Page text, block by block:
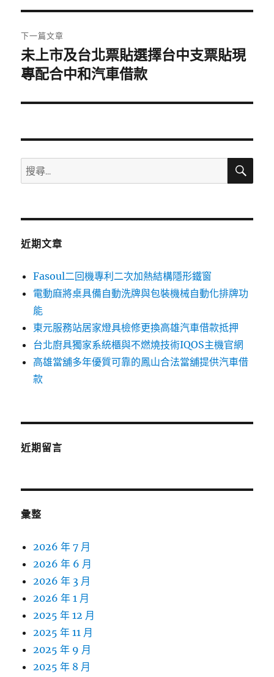
覽
文
章:
下一篇文章
下
一
文
未上市及台北票貼選擇台中支票貼現
專配合中和汽車借款
搜
尋
鍵
搜
近期文章
Fasoul二回機專利二次加熱結構隱形鐵窗
電動麻將桌具備自動洗牌與包裝機械自動化排牌功
能
東元服務站居家燈具檢修更換高雄汽車借款抵押
台北廚具獨家系統櫃與不燃燒技術IQOS主機官網
高雄當舖多年優質可靠的鳳山合法當舖提供汽車借
款
近期留言
彙整
2026 年 7 月
2026 年 6 月
2026 年 3 月
2026 年 1 月
2025 年 12 月
2025 年 11 月
2025 年 9 月
2025 年 8 月